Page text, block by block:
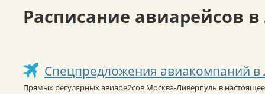
Расписание авиарейсов
Спецпредложения авиакомпаний в
Прямых регулярных авиарейсов Москва-Ливерпуль в